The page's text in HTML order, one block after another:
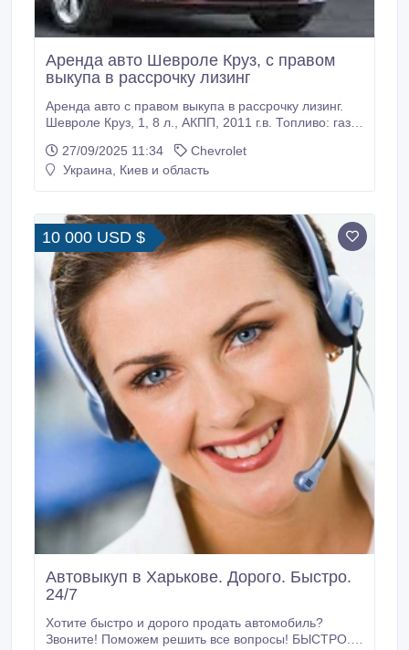
Аренда авто Шевроле Круз, с правом
выкупа в рассрочку лизинг
Аренда авто с правом выкупа в рассрочку лизинг.
Шевроле Круз, 1, 8 л., АКПП, 2011 г.в. Топливо: газ/
климат-контроль, сигнализация. Условия: - при
заключении договора оплата сразу 1200 $, - оплата
месяца.
27/09/2025 11:34
Chevrolet
Украина, Киев и область
10 000 USD $
Автовыкуп в Харькове. Дорого. Быстро.
24/7
Хотите быстро и дорого продать автомобиль?
Звоните! Поможем решить все вопросы! БЫСТРО.